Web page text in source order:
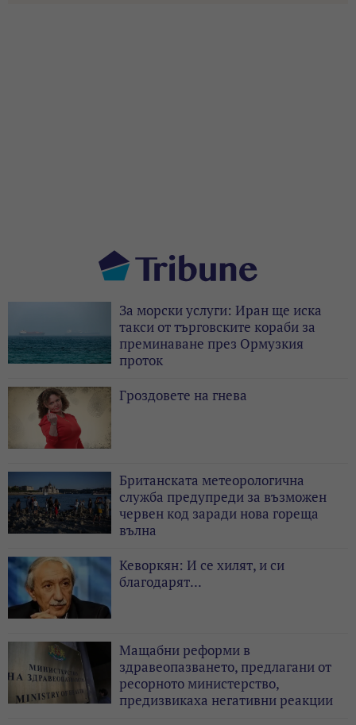
За морски услуги: Иран ще иска
такси от търговските кораби за
преминаване през Ормузкия
проток
Гроздовете на гнева
Британската метеорологична
служба предупреди за възможен
червен код заради нова гореща
вълна
Кеворкян: И се хилят, и си
благодарят...
Мащабни реформи в
здравеопазването, предлагани от
ресорното министерство,
предизвикаха негативни реакции